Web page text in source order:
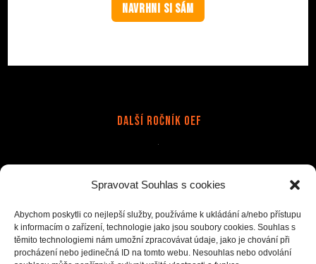
Spravovat Souhlas s cookies
Abychom poskytli co nejlepší služby, používáme k ukládání a/nebo přístupu
k informacím o zařízení, technologie jako jsou soubory cookies. Souhlas s
těmito technologiemi nám umožní zpracovávat údaje, jako je chování při
procházení nebo jedinečná ID na tomto webu. Nesouhlas nebo odvolání
NAVRHNI SI SÁM
Další Ročník OEF
Obchodní podmínkyOchrana osobních údajů(GDPR)
ReklamaceTisk na přání